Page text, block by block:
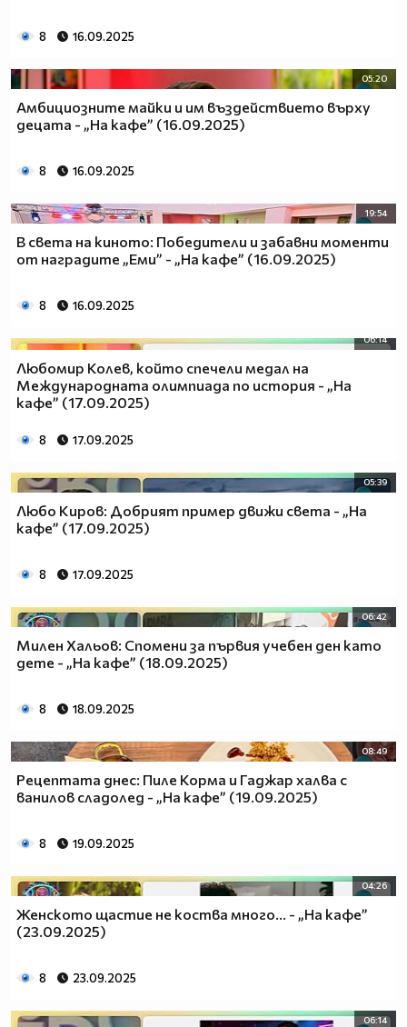
8 16.09.2025
05:20
Амбициозните майки и им въздействието върху
децата - „На кафе” (16.09.2025)
8 16.09.2025
19:54
В света на киното: Победители и забавни моменти
от наградите „Еми” - „На кафе” (16.09.2025)
8 16.09.2025
06:14
Любомир Колев, който спечели медал на
Международната олимпиада по история - „На
кафе” (17.09.2025)
8 17.09.2025
05:39
Любо Киров: Добрият пример движи света - „На
кафе” (17.09.2025)
8 17.09.2025
06:42
Милен Хальов: Спомени за първия учебен ден като
дете - „На кафе” (18.09.2025)
8 18.09.2025
08:49
Рецептата днес: Пиле Корма и Гаджар халва с
ванилов сладолед - „На кафе” (19.09.2025)
8 19.09.2025
04:26
Женското щастие не коства много... - „На кафе”
(23.09.2025)
8 23.09.2025
06:14